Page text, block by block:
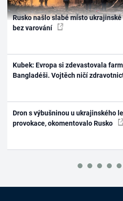
Rusko našlo slabé místo
bez varování
Kubek: Evropa si zdevastovala
Bangladéši. Vojtěch ničí
Dron s výbušninou u ukrajinského
provokace, okomentovalo Rusko